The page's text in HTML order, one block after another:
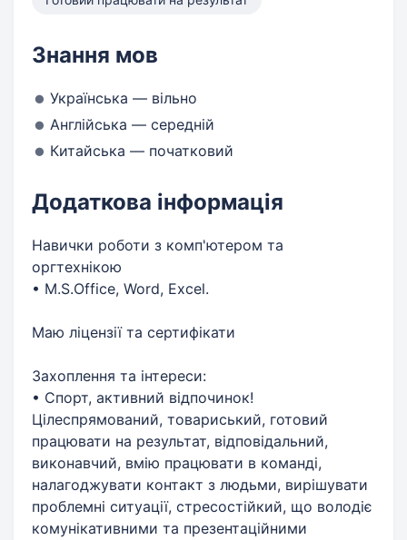
Знання мов
Українська — вільно
Англійська — середній
Китайська — початковий
Додаткова інформація
Навички роботи з комп'ютером та
оргтехнікою
• М.S.Office, Word, Excel.
Маю ліцензії та сертифікати
Захоплення та інтереси:
• Спорт, активний відпочинок!
Цілеспрямований, товариський, готовий
працювати на результат, відповідальний,
виконавчий, вмію працювати в команді,
налагоджувати контакт з людьми, вирішувати
проблемні ситуації, стресостійкий, що володіє
комунікативними та презентаційними